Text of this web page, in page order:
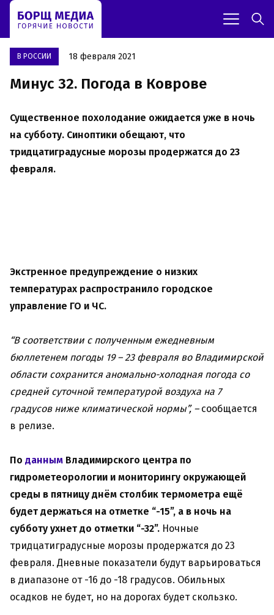
В РОССИИ 18 февраля 2021
Минус 32. Погода в Коврове
Существенное похолодание ожидается уже в ночь
на субботу. Синоптики обещают, что
тридцатиградусные морозы продержатся до 23
февраля.
Экстренное предупреждение о низких
температурах распространило городское
управление ГО и ЧС.
“В соответствии с полученным ежедневным
бюллетенем погоды 19 – 23 февраля во Владимирской
области сохранится аномально-холодная погода со
средней суточной температурой воздуха на 7
градусов ниже климатической нормы”, – сообщается
в релизе.
По данным Владимирского центра по
гидрометеорологии и мониторингу окружающей
среды в пятницу днём столбик термометра ещё
будет держаться на отметке “-15”, а в ночь на
субботу ухнет до отметки “-32”. Ночные
тридцатиградусные морозы продержатся до 23
февраля. Дневные показатели будут варьироваться
в диапазоне от -16 до -18 градусов. Обильных
осадков не будет, но на дорогах будет скользко.